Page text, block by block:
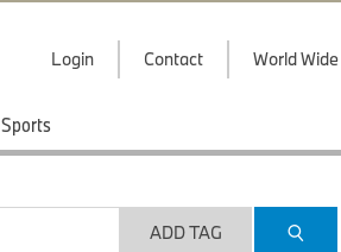
Login Contact World Wide
Sports
ADD TAG